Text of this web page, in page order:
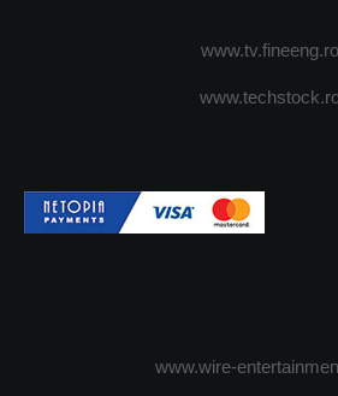
www.tv.fineeng.ro
www.wire-